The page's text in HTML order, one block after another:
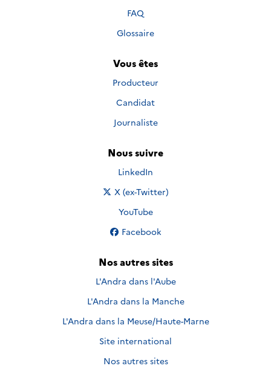
FAQ
Glossaire
Vous êtes
Producteur
Candidat
Journaliste
Nous suivre
Nous suivre sur
LinkedIn
Nous suivre sur
X (ex-Twitter)
Nous suivre sur
YouTube
Nous suivre sur
Facebook
Nos autres sites
L'Andra dans l'Aube
L'Andra dans la Manche
L'Andra dans la Meuse/Haute-Marne
Site international
Nos autres sites